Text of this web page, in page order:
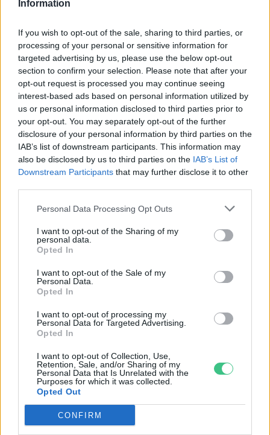
Information
If you wish to opt-out of the sale, sharing to third parties, or
processing of your personal or sensitive information for
targeted advertising by us, please use the below opt-out
section to confirm your selection. Please note that after your
opt-out request is processed you may continue seeing
interest-based ads based on personal information utilized by
us or personal information disclosed to third parties prior to
your opt-out. You may separately opt-out of the further
disclosure of your personal information by third parties on the
IAB’s list of downstream participants. This information may
also be disclosed by us to third parties on the IAB’s List of
Downstream Participants that may further disclose it to other
Personal Data Processing Opt Outs
I want to opt-out of the Sharing of my
personal data.
Opted In
I want to opt-out of the Sale of my
Personal Data.
Opted In
I want to opt-out of processing my
Personal Data for Targeted Advertising.
Opted In
I want to opt-out of Collection, Use,
Retention, Sale, and/or Sharing of my
Personal Data that Is Unrelated with the
Purposes for which it was collected.
Opted Out
CONFIRM
Greendex 55:58
Vitorlavirág – Így lesz gyönyörű
a te lakásodban is
ÉLŐ BOLYGÓNK Lonkay Márta 4 perc